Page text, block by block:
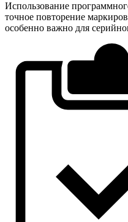
Использование
точное повторение
особенно важно для